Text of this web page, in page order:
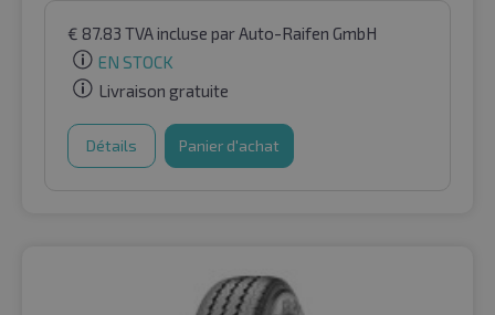
€ 87.83 TVA incluse par Auto-Raifen GmbH
EN STOCK
Livraison gratuite
Détails Panier d'achat